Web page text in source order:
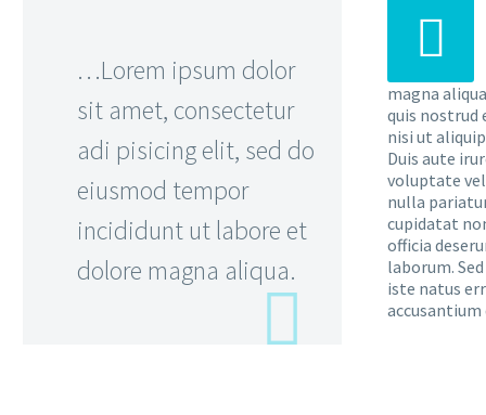
…Lorem ipsum dolor
sit amet, consectetur
adi pisicing elit, sed do
eiusmod tempor
incididunt ut labore et
dolore magna aliqua.


magna
quis nostrud
nisi ut
Duis aute
voluptate
nulla
cupidatat
officia
laborum.
iste natus
accusantium